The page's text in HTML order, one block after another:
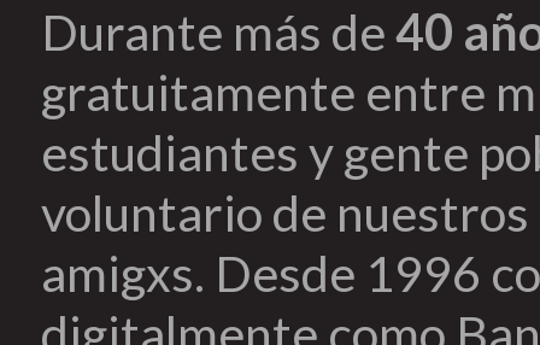
Durante más de40
gratuitamente entre
estudiantes y gente
voluntario de
amigxs. Desde 1996